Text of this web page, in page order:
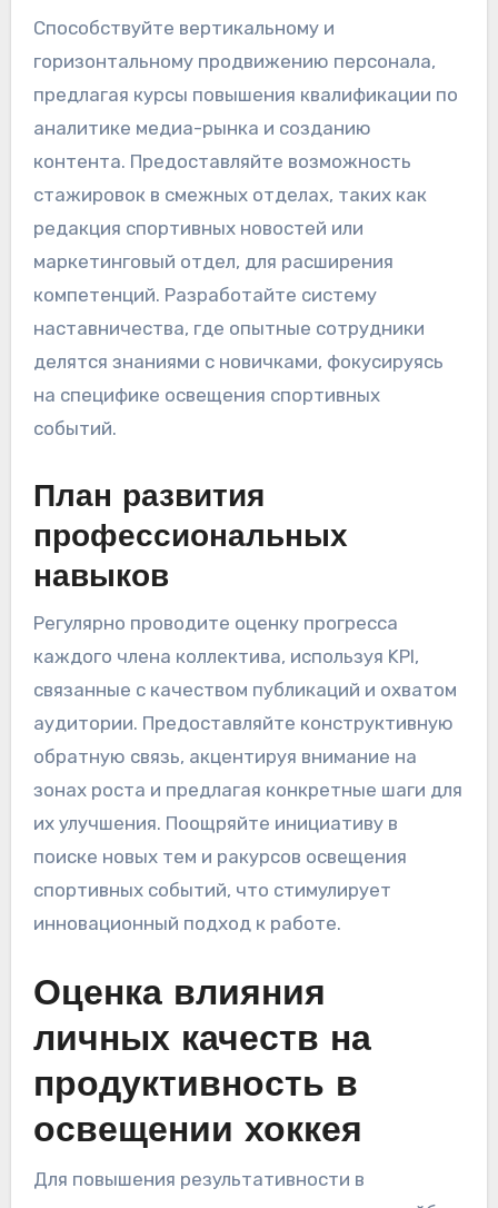
Способствуйте вертикальному и
горизонтальному продвижению персонала,
предлагая курсы повышения квалификации по
аналитике медиа-рынка и созданию
контента. Предоставляйте возможность
стажировок в смежных отделах, таких как
редакция спортивных новостей или
маркетинговый отдел, для расширения
компетенций. Разработайте систему
наставничества, где опытные сотрудники
делятся знаниями с новичками, фокусируясь
на специфике освещения спортивных
событий.
План развития
профессиональных
навыков
Регулярно проводите оценку прогресса
каждого члена коллектива, используя KPI,
связанные с качеством публикаций и охватом
аудитории. Предоставляйте конструктивную
обратную связь, акцентируя внимание на
зонах роста и предлагая конкретные шаги для
их улучшения. Поощряйте инициативу в
поиске новых тем и ракурсов освещения
спортивных событий, что стимулирует
инновационный подход к работе.
Оценка влияния
личных качеств на
продуктивность в
освещении хоккея
Для повышения результативности в